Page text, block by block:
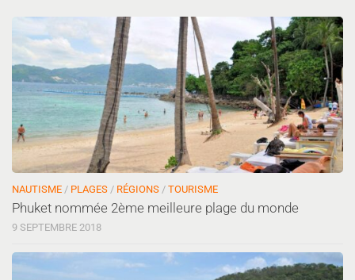
NAUTISME / PLAGES / RÉGIONS / TOURISME
Phuket nommée 2ème meilleure plage du monde
9 SEPTEMBRE 2018